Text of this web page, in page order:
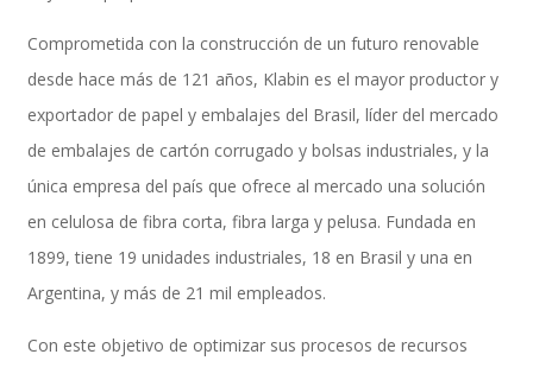
SAP SuccessFactors Employee Central
Implementación Employee Central Payroll
Learning and Development
Performance and Goals
Comprometida con la construcción de un futuro renovable
desde hace más de 121 años, Klabin es el mayor productor y
exportador de papel y embalajes del Brasil, líder del mercado
de embalajes de cartón corrugado y bolsas industriales, y la
única empresa del país que ofrece al mercado una solución
en celulosa de fibra corta, fibra larga y pelusa. Fundada en
1899, tiene 19 unidades industriales, 18 en Brasil y una en
Argentina, y más de 21 mil empleados.
Con este objetivo de optimizar sus procesos de recursos